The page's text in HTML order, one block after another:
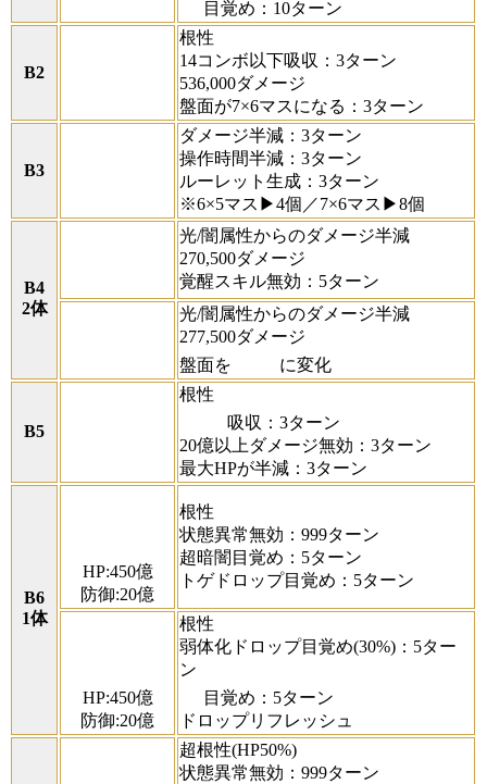
目覚め：10ターン
B2
根性
14コンボ以下吸収：3ターン
536,000ダメージ
盤面が7×6マスになる：3ターン
B3
ダメージ半減：3ターン
操作時間半減：3ターン
ルーレット生成：3ターン
※6×5マス▶4個／7×6マス▶8個
B4
2体
光/闇属性からのダメージ半減
270,500ダメージ
覚醒スキル無効：5ターン
光/闇属性からのダメージ半減
277,500ダメージ
盤面を
に変化
B5
根性
吸収：3ターン
20億以上ダメージ無効：3ターン
最大HPが半減：3ターン
B6
1体
HP:450億
防御:20億
根性
状態異常無効：999ターン
超暗闇目覚め：5ターン
トゲドロップ目覚め：5ターン
HP:450億
防御:20億
根性
弱体化ドロップ目覚め(30%)：5ター
ン
目覚め：5ターン
ドロップリフレッシュ
超根性(HP50%)
状態異常無効：999ターン